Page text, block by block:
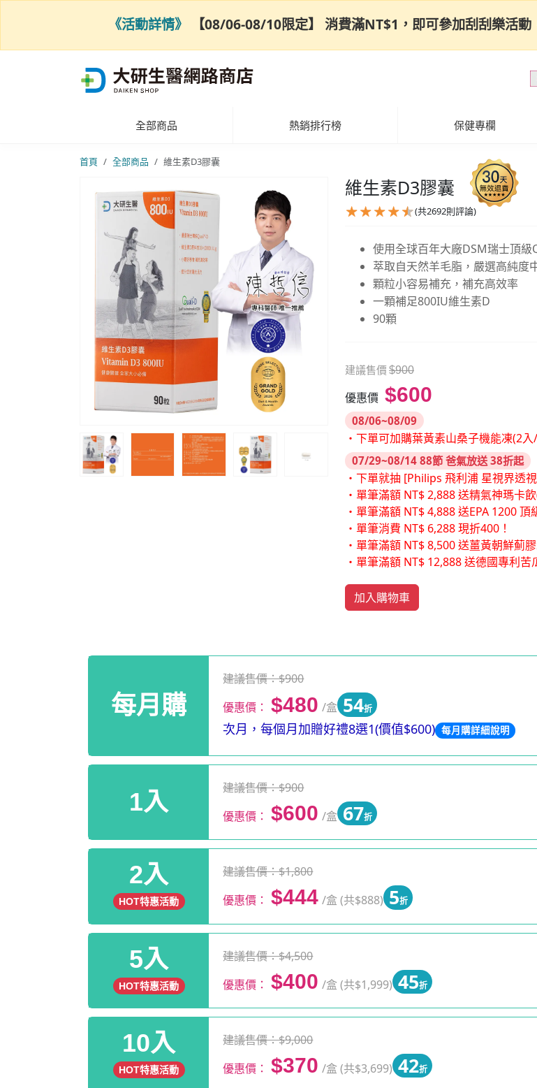
全部商品 熱銷排行榜 保健專欄
首頁 全部商品 維生素D3膠囊
維生素D3膠囊
(共2692則評論)
使用全球百年大廠DSM瑞士頂
萃取自天然羊毛脂，嚴選高純度
顆粒小容易補充，補充高效率
一顆補足800IU維生素D
90顆
建議售價 $900
優惠價 $600
08/06~08/09
・下單可加購葉黃素山桑子機能凍(2
07/29~08/14 88節 爸氣放送 38折起
・下單就抽 [Philips 飛利浦 星視界透
・單筆滿額 NT$ 2,888 送精氣神瑪卡
・單筆滿額 NT$ 4,888 送EPA 1200
・單筆消費 NT$ 6,288 現折400！
・單筆滿額 NT$ 8,500 送薑黃朝鮮薊
・單筆滿額 NT$ 12,888 送德國專利
加入購物車
每月購
建議售價：$900
優惠價： $480 /盒 54折
次月，每個月加贈好禮8選1(價值$600) 每月購詳細說明
1入
建議售價：$900
優惠價： $600 /盒 67折
2入
HOT特惠活動
建議售價：$1,800
優惠價： $444 /盒 (共$888) 5折
5入
HOT特惠活動
建議售價：$4,500
優惠價： $400 /盒 (共$1,999) 45折
10入
HOT特惠活動
建議售價：$9,000
優惠價： $370 /盒 (共$3,699) 42折
《活動詳情》 【08/06-08/10限定】 消費滿NT$1，即可參加刮刮樂活動